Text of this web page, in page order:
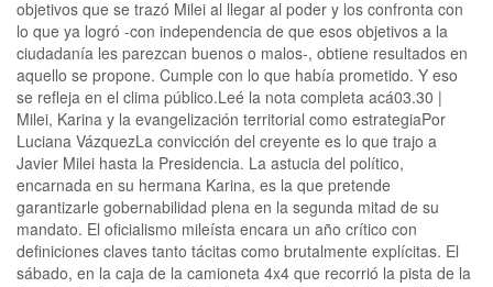
objetivos que se trazó Milei al llegar al poder y los confronta con
lo que ya logró -con independencia de que esos objetivos a la
ciudadanía les parezcan buenos o malos-, obtiene resultados en
aquello se propone. Cumple con lo que había prometido. Y eso
se refleja en el clima público.Leé la nota completa acá03.30 |
Milei, Karina y la evangelización territorial como estrategiaPor
Luciana VázquezLa convicción del creyente es lo que trajo a
Javier Milei hasta la Presidencia. La astucia del político,
encarnada en su hermana Karina, es la que pretende
garantizarle gobernabilidad plena en la segunda mitad de su
mandato. El oficialismo mileísta encara un año crítico con
definiciones claves tanto tácitas como brutalmente explícitas. El
sábado, en la caja de la camioneta 4x4 que recorrió la pista de la